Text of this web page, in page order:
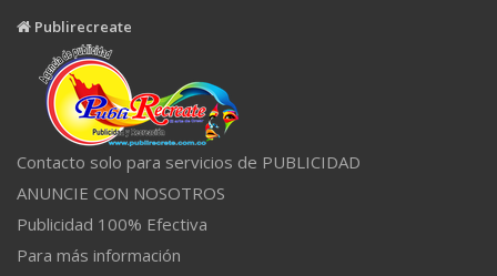
Publirecreate
Contacto solo para servicios de PUBLICIDAD
ANUNCIE CON NOSOTROS
Publicidad 100% Efectiva
Para más información